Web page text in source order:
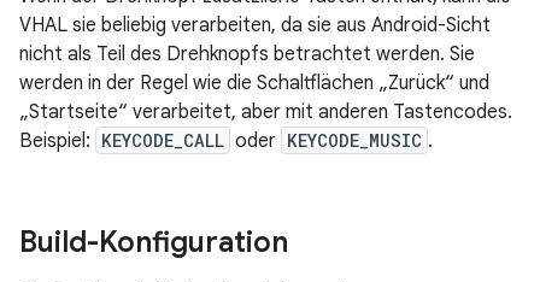
VHAL sie beliebig verarbeiten, da sie aus Android-Sicht
nicht als Teil des Drehknopfs betrachtet werden. Sie
werden in der Regel wie die Schaltflächen „Zurück“ und
„Startseite“ verarbeitet, aber mit anderen Tastencodes.
Beispiel: KEYCODE_CALL oder KEYCODE_MUSIC .
Build-Konfiguration